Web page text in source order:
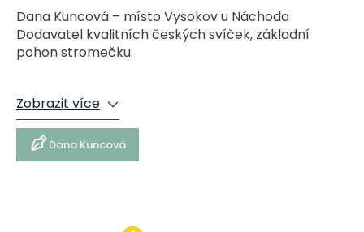
Dana Kuncová
Dana Kuncová – místo Vysokov u Náchoda
Dodavatel kvalitních českých svíček, základní
pohon stromečku.
Zobrazit více